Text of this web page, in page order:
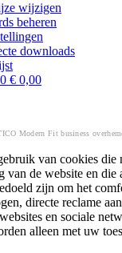
wijzigen
beheren
downloads
0 € 0,00
Modern Fit business
van cookies
van de website en
zijn om het
directe reclame
en sociale
alleen met uw